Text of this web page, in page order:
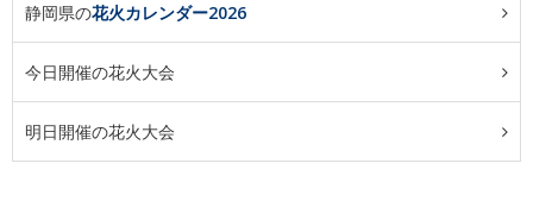
静岡県の花火カレンダー2026
今日開催の花火大会
明日開催の花火大会